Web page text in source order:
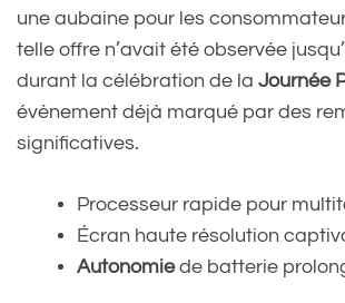
une aubaine pour les
telle offre n’avait été observée
durant la célébration de la Journée
évènement déjà marqué par des
significatives.
Processeur rapide pour
Écran haute résolution
Autonomiede batterie